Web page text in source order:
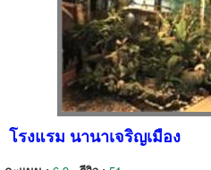
โรงแรม นานาเจริญเมือง